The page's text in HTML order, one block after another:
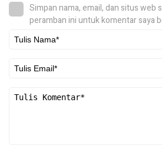
Simpan nama, email, dan situs web
peramban ini untuk komentar saya